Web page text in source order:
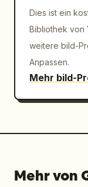
Dies ist ein
Bibliothek von
weitere bild-
Anpassen.
Mehr bild-
Mehr von